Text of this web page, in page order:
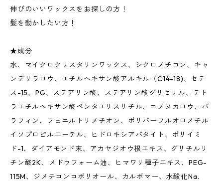
伸びのいいワックスをお探しの方！
髪を動かしたい方！
★成分
水、マイクロクリスタリンワックス、シクロメチコン、キャ
ンデリラロウ、エチルヘキサン酸アルキル（C14-18)、セテ
ス-15、PG、ステアリン酸、ステアリン酸グリセリル、テト
ラエチルヘキサン酸ペンタエリスリチル、コメヌカロウ、パ
ラフィン、フェニルトリメチオン、ポリパーフルオロメチル
イソプロピルエーテル、ヒドロキシアパタイト、ポリイミ
ド-1、ダイアモンド末、アカヤジオウ根エキス、グリチルリ
チン酸2K、メドウフォーム油、ヒマワリ種子エキス、PEG-
115M、ジメチコンコポリオール、カルボマー、水酸化Na、